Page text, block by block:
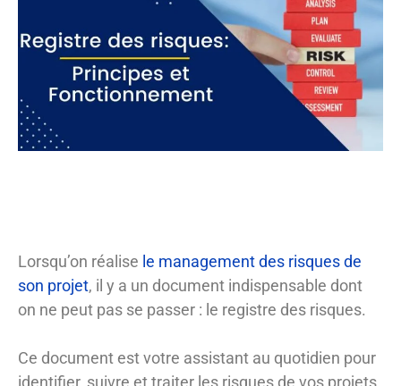
Lorsqu’on réalise le management des risques de
son projet, il y a un document indispensable dont
on ne peut pas se passer : le registre des risques.
Ce document est votre assistant au quotidien pour
identifier, suivre et traiter les risques de vos projets.